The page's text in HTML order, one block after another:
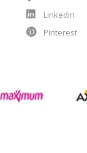
Linkedin
Pinterest